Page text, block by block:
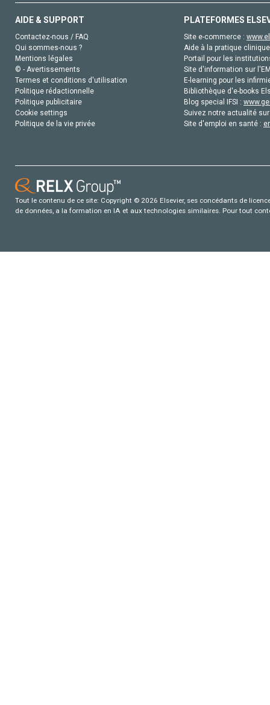
AIDE & SUPPORT
Contactez-nous / FAQ
Qui sommes-nous ?
Mentions légales
© - Avertissements
Termes et conditions d'utilisation
Politique rédactionnelle
Politique publicitaire
Cookie settings
Politique de la vie privée
PLATEFORMES
Site e-commerce :
Aide à la pratique
Portail pour les
Site d'information sur
E-learning pour les
Bibliothèque d'e-books
Blog special IFSI :
Suivez notre actualité
Site d'emploi en santé :
Tout le contenu de ce site: Copyright © 2026 Elsevier, ses concédants de
de données, a la formation en IA et aux technologies similaires. Pour tout